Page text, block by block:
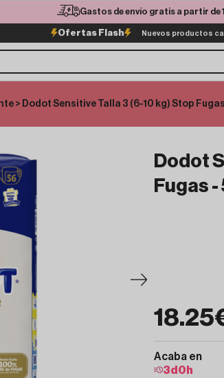
Gastos de envío gratis a partir de
Ofertas Flash Nuevos productos
> Dodot Sensitive Talla 3 (6-10 kg) Stop
Dodot
Fugas
Acaba en
3d 0 h